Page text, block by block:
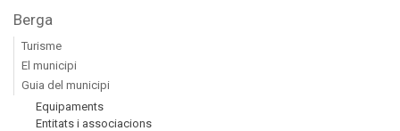
Berga
Turisme
El municipi
Guia del municipi
Equipaments
Entitats i associacions